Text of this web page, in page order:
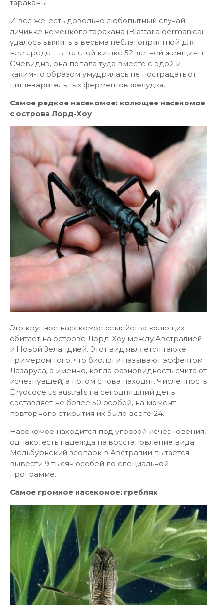
тараканы.
И все же, есть довольно любопытный случай:
личинке немецкого таракана (Blattaria germanica)
удалось выжить в весьма неблагоприятной для
нее среде – в толстой кишке 52-летней женщины.
Очевидно, она попала туда вместе с едой и
каким-то образом умудрилась не пострадать от
пищеварительных ферментов желудка.
Самое редкое насекомое: колющее насекомое
с острова Лорд-Хоу
Это крупное насекомое семейства колющих
обитает на острове Лорд-Хоу между Австралией
и Новой Зеландией. Этот вид является также
примером того, что биологи называют эффектом
Лазаруса, а именно, когда разновидность считают
исчезнувшей, а потом снова находят. Численность
Dryococelus australis на сегодняшний день
составляет не более 50 особей, на момент
повторного открытия их было всего 24.
Насекомое находится под угрозой исчезновения,
однако, есть надежда на восстановление вида.
Мельбурнский зоопарк в Австралии пытается
вывести 9 тысяч особей по специальной
программе.
Самое громкое насекомое: гребляк